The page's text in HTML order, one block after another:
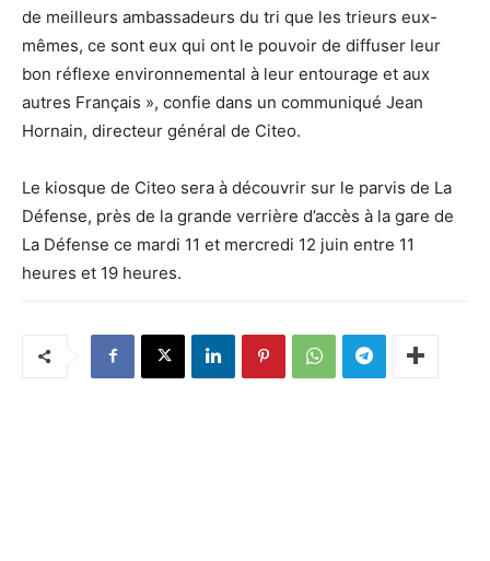
de meilleurs ambassadeurs du tri que les trieurs eux-
mêmes, ce sont eux qui ont le pouvoir de diffuser leur
bon réflexe environnemental à leur entourage et aux
autres Français », confie dans un communiqué Jean
Hornain, directeur général de Citeo.
Le kiosque de Citeo sera à découvrir sur le parvis de La
Défense, près de la grande verrière d’accès à la gare de
La Défense ce mardi 11 et mercredi 12 juin entre 11
heures et 19 heures.